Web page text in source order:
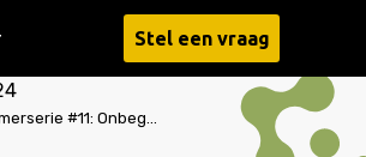
Stel een vraag
Zomerserie #11: Onbegrensde ruimte